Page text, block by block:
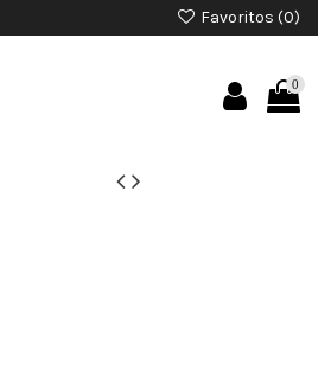
Favoritos (0)
0